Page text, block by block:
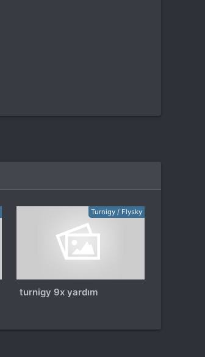
Turnigy / Flysky
turnigy 9x yardım